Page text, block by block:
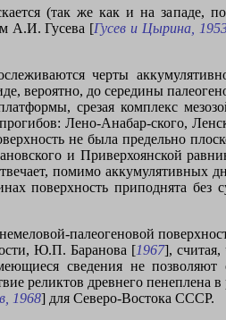
(так же как и на
А.И. Гусева [Гусев и Цырина,
черты
вероятно, до середины
срезая комплекс
Лено-Анабар-ского,
не была предельно
и Приверхоянской
помимо
поверхность приподнята
палеогеновой
Ю.П. Баранова [1967], считая,
сведения не
реликтов древнего пенеплена
1968] для Северо-Востока СССР.